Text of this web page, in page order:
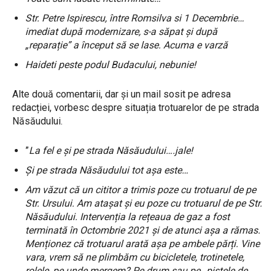
Str. Petre Ispirescu, între Romsilva si 1 Decembrie…
imediat după modernizare, s-a săpat și după
„reparație” a început să se lase. Acuma e varză
Haideti peste podul Budacului, nebunie!
Alte două comentarii, dar și un mail sosit pe adresa
redacției, vorbesc despre situația trotuarelor de pe strada
Năsăudului.
”La fel e și pe strada Năsăudului….jale!
Și pe strada Năsăudului tot așa este…
Am văzut că un cititor a trimis poze cu trotuarul de pe
Str. Ursului. Am atașat și eu poze cu trotuarul de pe Str.
Năsăudului. Intervenția la rețeaua de gaz a fost
terminată în Octombrie 2021 și de atunci așa a rămas.
Menționez că trotuarul arată așa pe ambele părți. Vine
vara, vrem să ne plimbăm cu bicicletele, trotinetele,